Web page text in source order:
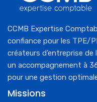
CCMB Expertise
confiance pour les TPE/
créateurs d’entreprise
un accompagnement à
pour une gestion
Missions